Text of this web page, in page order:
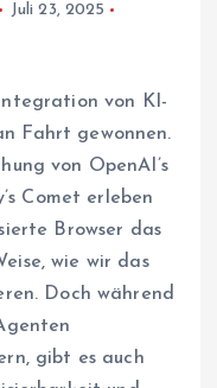
Juli 23, 2025
von KI-
Fahrt gewonnen.
von OpenAI’s
Comet erleben
Browser das
wie wir das
Doch während
gibt es auch